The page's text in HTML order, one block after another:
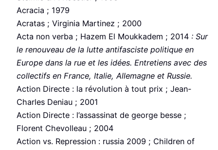
Acracia ; 1979
Acratas ; Virginia Martinez ; 2000
Acta non verba ; Hazem El Moukkadem ; 2014 : Sur
le renouveau de la lutte antifasciste politique en
Europe dans la rue et les idées. Entretiens avec des
collectifs en France, Italie, Allemagne et Russie.
Action Directe : la révolution à tout prix ; Jean-
Charles Deniau ; 2001
Action Directe : l’assassinat de george besse ;
Florent Chevolleau ; 2004
Action vs. Repression : russia 2009 ; Children of